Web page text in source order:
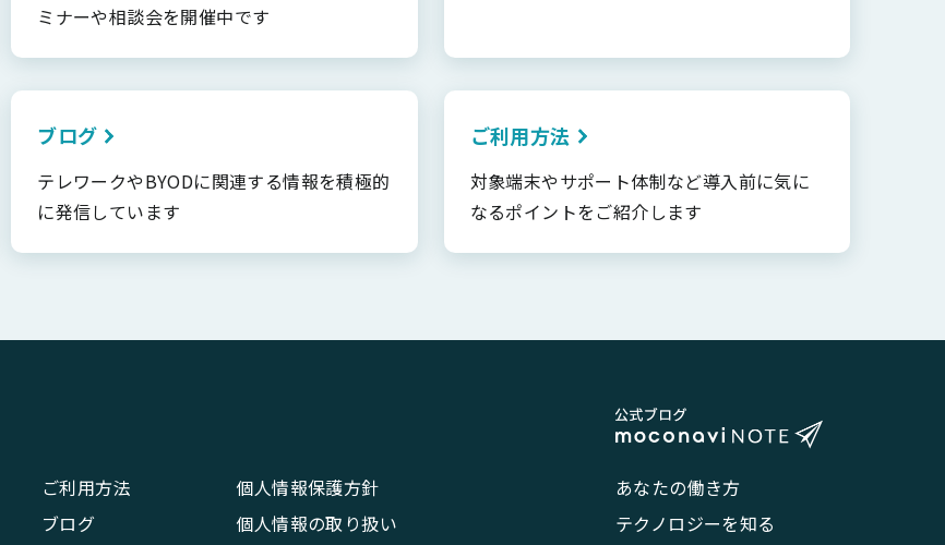
ミナーや相談会を開催中です
ブログ
テレワークやBYODに関連する情報を積極的
に発信しています
ご利用方法
対象端末やサポート体制など導入前に気に
なるポイントをご紹介します
ご利用方法
ブログ
個人情報保護方針
個人情報の取り扱い
あなたの働き方
テクノロジーを知る